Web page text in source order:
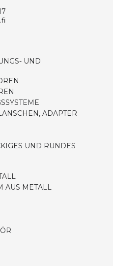
UND
ADAPTER
UND RUNDES
AUS METALL